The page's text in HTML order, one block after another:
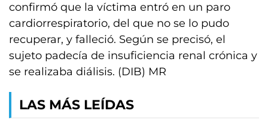
confirmó que la víctima entró en un paro
cardiorrespiratorio, del que no se lo pudo
recuperar, y falleció. Según se precisó, el
sujeto padecía de insuficiencia renal crónica y
se realizaba diálisis. (DIB) MR
LAS MÁS LEÍDAS